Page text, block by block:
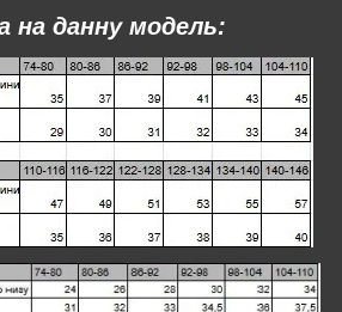
на данну модель: